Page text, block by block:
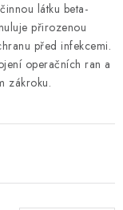
látku beta-
přirozenou
před infekcemi.
operačních ran a
zákroku.